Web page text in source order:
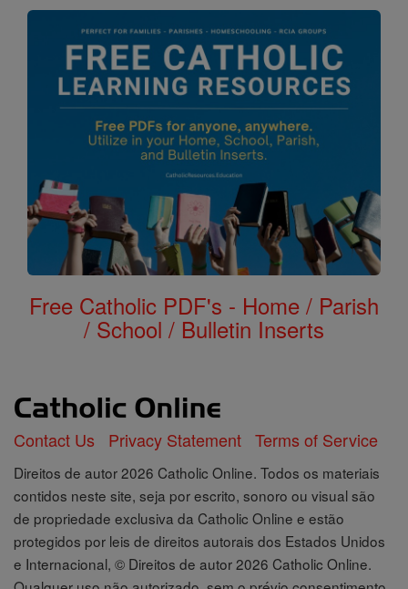
Free Catholic PDF's - Home / Parish
/ School / Bulletin Inserts
Contact Us Privacy Statement Terms of Service
Direitos de autor 2026 Catholic Online. Todos os materiais
contidos neste site, seja por escrito, sonoro ou visual são
de propriedade exclusiva da Catholic Online e estão
protegidos por leis de direitos autorais dos Estados Unidos
e Internacional, © Direitos de autor 2026 Catholic Online.